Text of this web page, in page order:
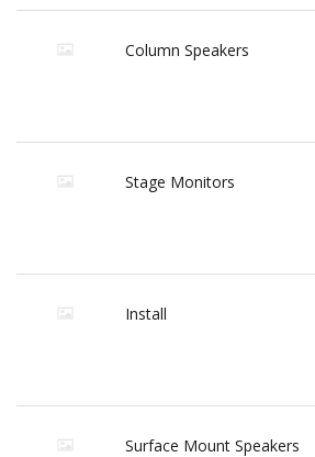
Column Speakers
Stage Monitors
Install
Surface Mount Speakers